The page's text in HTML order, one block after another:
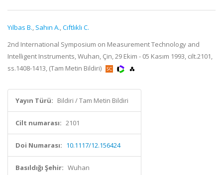
Yılbas B., Sahın A.,Cıftlıklı C.
2nd International Symposium on Measurement Technology and
Intelligent Instruments, Wuhan, Çin, 29 Ekim - 05 Kasım 1993, cilt.2101,
ss.1408-1413, (Tam Metin Bildiri)
Yayın Türü: Bildiri / Tam Metin Bildiri
Cilt numarası: 2101
Doi Numarası: 10.1117/12.156424
Basıldığı Şehir: Wuhan